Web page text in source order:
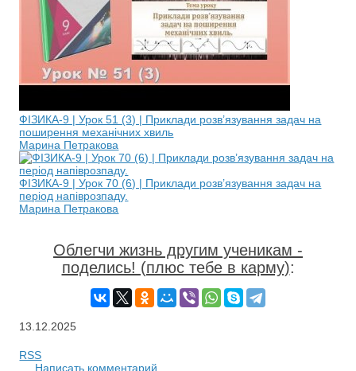
ФІЗИКА-9 | Урок 51 (3) | Приклади розв’язування задач на
поширення механічних хвиль
Марина Петракова
ФІЗИКА-9 | Урок 70 (6) | Приклади розв’язування задач на
період напіврозпаду.
Марина Петракова
Облегчи жизнь другим ученикам -
поделись! (плюс тебе в карму):
13.12.2025
RSS
Написать комментарий